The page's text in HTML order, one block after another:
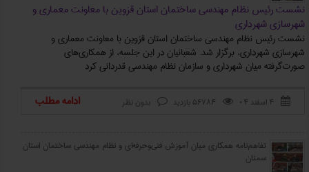
نشست رئیس نظام مهندسی ساختمان استان قزوین با معاونت معماری و
شهرسازی شهرداری
نشست رئیس نظام مهندسی ساختمان استان قزوین با معاونت معماری و
شهرسازی شهرداری، برگزار شد. شعبانیان در این جلسه، از همکاری‌های
صورت‌گرفته میان شهرداری و سازمان نظام مهندسی قدردانی کرد
 ۴ اسفند ۰۴  56784 بازدید  بدون نظر ادامه مطلب
تفاهم‌نامه همکاری میان آموزش فنی‌وحرفه‌ای و نظام مهندسی ساختمان استان
سمنان